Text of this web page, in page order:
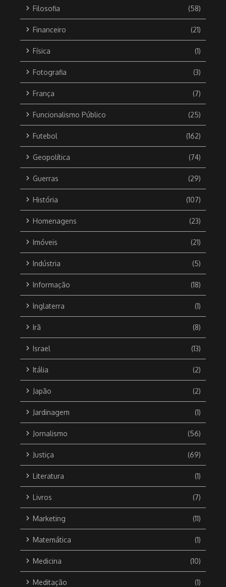
Filosofia (58)
Financeiro (21)
Física (1)
Fotografia (3)
França (7)
Funcionalismo Público (25)
Futebol (162)
Geopolítica (74)
Guerras (29)
História (107)
Homenagens (23)
Imóveis (21)
Indústria (5)
Informação (18)
Inglaterra (1)
Irã (8)
Israel (13)
Itália (2)
Japão (2)
Jardinagem (1)
Jornalismo (56)
Justiça (69)
Literatura (1)
Livros (7)
Marketing (11)
Matemática (1)
Medicina (10)
Meditação (1)